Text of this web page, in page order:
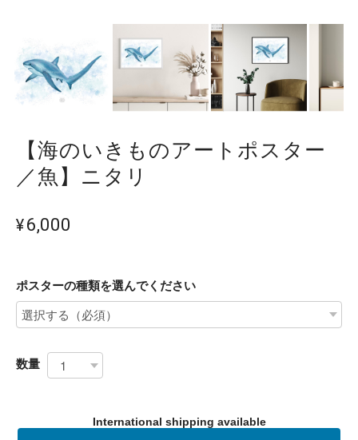
【海のいきものアートポスター
／魚】ニタリ
¥6,000
ポスターの種類を選んでください
数量
International shipping available